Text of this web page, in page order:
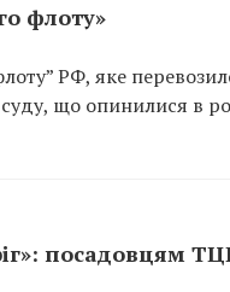
флоту»
РФ, яке
що опинилися в
посадовцям